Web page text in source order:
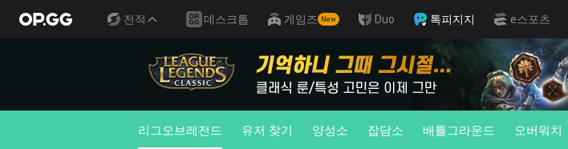
전적 데스크톱 게임즈 New Duo 톡피지지 e스포츠
리그오브레전드 유저 찾기 양성소 잡담소 배틀그라운드 오버워치